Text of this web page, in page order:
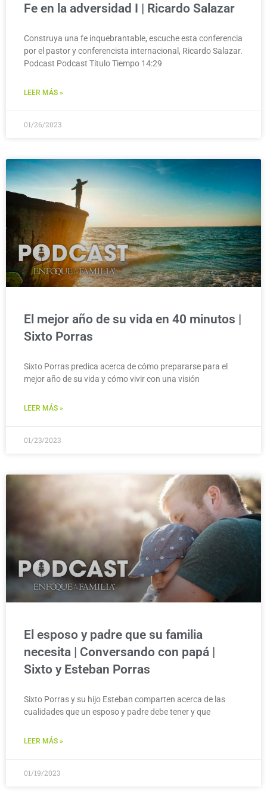
Fe en la adversidad I | Ricardo Salazar
Construya una fe inquebrantable, escuche esta conferencia
por el pastor y conferencista internacional, Ricardo Salazar.
Podcast Podcast Título Tiempo 14:29
LEER MÁS »
01/26/2023
El mejor año de su vida en 40 minutos |
Sixto Porras
Sixto Porras predica acerca de cómo prepararse para el
mejor año de su vida y cómo vivir con una visión
LEER MÁS »
01/23/2023
El esposo y padre que su familia
necesita | Conversando con papá |
Sixto y Esteban Porras
Sixto Porras y su hijo Esteban comparten acerca de las
cualidades que un esposo y padre debe tener y que
LEER MÁS »
01/19/2023